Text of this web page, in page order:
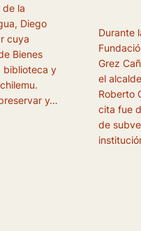
de la
Diego
cuya
Bienes
biblioteca y
y…
Durante
Grez
el
Roberto
cita fue
de